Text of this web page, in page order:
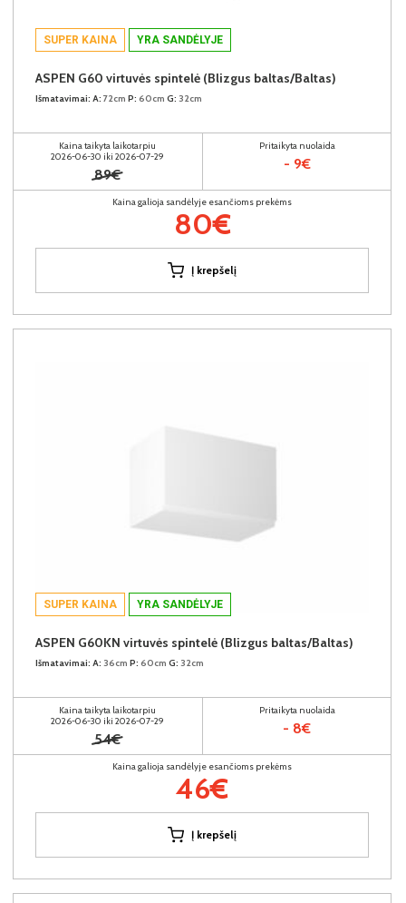
SUPER KAINA YRA SANDĖLYJE
ASPEN G60 virtuvės spintelė (Blizgus baltas/Baltas)
Išmatavimai: A: 72cm P: 60cm G: 32cm
Kaina taikyta laikotarpiu
2026-06-30 iki 2026-07-29
89€
Pritaikyta nuolaida
- 9€
Kaina galioja sandėlyje esančioms prekėms
80€
Į krepšelį
SUPER KAINA YRA SANDĖLYJE
ASPEN G60KN virtuvės spintelė (Blizgus baltas/Baltas)
Išmatavimai: A: 36cm P: 60cm G: 32cm
Kaina taikyta laikotarpiu
2026-06-30 iki 2026-07-29
54€
Pritaikyta nuolaida
- 8€
Kaina galioja sandėlyje esančioms prekėms
46€
Į krepšelį